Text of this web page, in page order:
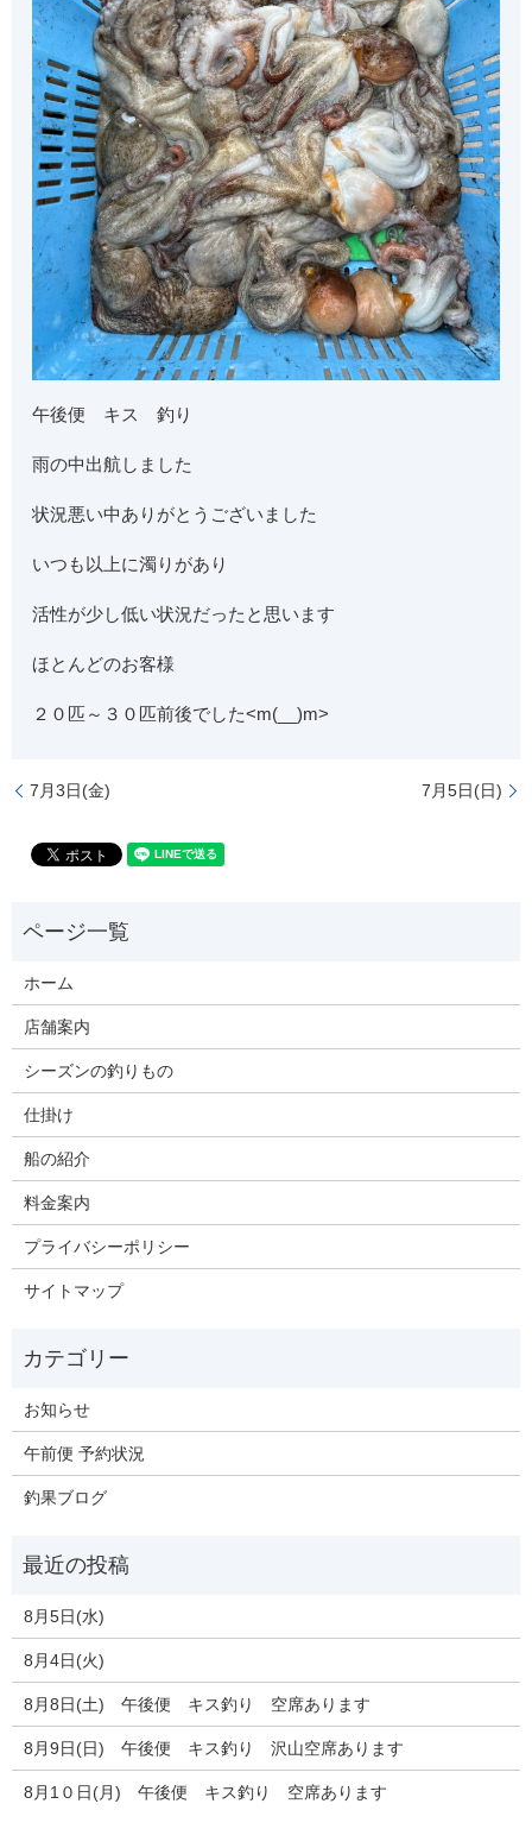
午後便 キス 釣り
雨の中出航しました
状況悪い中ありがとうございました
いつも以上に濁りがあり
活性が少し低い状況だったと思います
ほとんどのお客様
２０匹～３０匹前後でした<m(__)m>
7月3日(金) 7月5日(日)
ホーム
店舗案内
シーズンの釣りもの
仕掛け
船の紹介
料金案内
プライバシーポリシー
サイトマップ
お知らせ
午前便 予約状況
釣果ブログ
8月5日(水)
8月4日(火)
8月8日(土) 午後便 キス釣り 空席あります
8月9日(日) 午後便 キス釣り 沢山空席あります
8月1０日(月) 午後便 キス釣り 空席あります